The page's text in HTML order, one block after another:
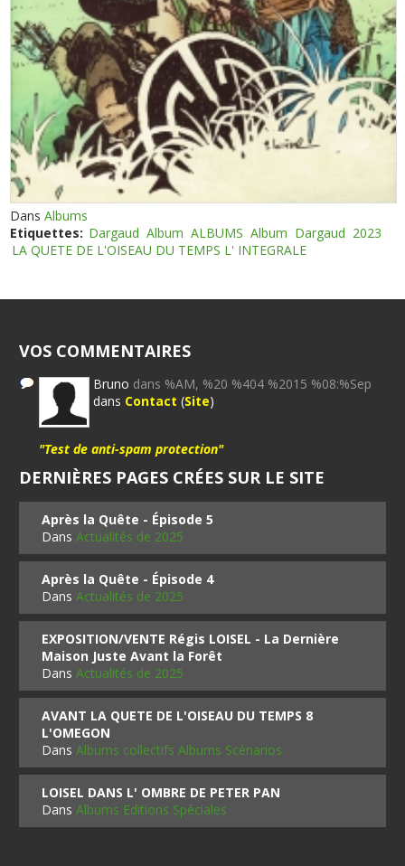
DansAlbums
Etiquettes: Dargaud Album ALBUMS Album Dargaud 2023
LA QUETE DE L'OISEAU DU TEMPS L' INTEGRALE
VOS COMMENTAIRES
Bruno dans %AM, %20 %404 %2015 %08:%Sep
dans Contact (Site)
"Test de anti-spam protection"
DERNIÈRES PAGES CRÉES SUR LE SITE
Après la Quête - Épisode 5
DansActualités de 2025
Après la Quête - Épisode 4
DansActualités de 2025
EXPOSITION/VENTE Régis LOISEL - La Dernière
Maison Juste Avant la Forêt
DansActualités de 2025
AVANT LA QUETE DE L'OISEAU DU TEMPS 8
L'OMEGON
DansAlbums collectifs Albums Scénarios
LOISEL DANS L' OMBRE DE PETER PAN
DansAlbums Editions Spéciales